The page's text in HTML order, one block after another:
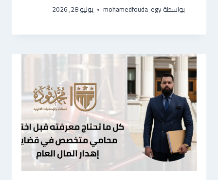
بواسطةmohamedfouda-egy يوليو 28, 2026